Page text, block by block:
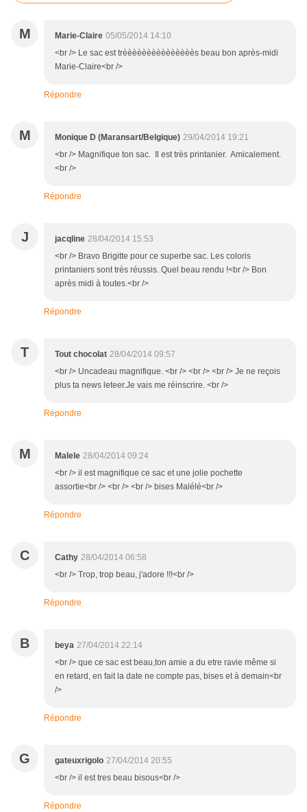
M Marie-Claire 05/05/2014 14:10
<br /> Le sac est trèèèèèèèèèèèèèèès beau bon après-midi
Marie-Claire<br />
Répondre
M Monique D (Maransart/Belgique) 29/04/2014 19:21
<br /> Magnifique ton sac. Il est très printanier. Amicalement.
<br />
Répondre
J jacqline 28/04/2014 15:53
<br /> Bravo Brigitte pour ce superbe sac. Les coloris
printaniers sont très réussis. Quel beau rendu !<br /> Bon
après midi à toutes.<br />
Répondre
T Tout chocolat 28/04/2014 09:57
<br /> Uncadeau magnifique. <br /> <br /> <br /> Je ne reçois
plus ta news leteer.Je vais me réinscrire. <br />
Répondre
M Malele 28/04/2014 09:24
<br /> il est magnifique ce sac et une jolie pochette
assortie<br /> <br /> <br /> bises Malélé<br />
Répondre
C Cathy 28/04/2014 06:58
<br /> Trop, trop beau, j'adore !!!<br />
Répondre
B beya 27/04/2014 22:14
<br /> que ce sac est beau,ton amie a du etre ravie même si
en retard, en fait la date ne compte pas, bises et à demain<br
/>
Répondre
G gateuxrigolo 27/04/2014 20:55
<br /> il est tres beau bisous<br />
Répondre